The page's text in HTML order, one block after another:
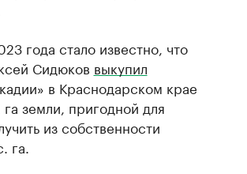
года стало известно, что
Сидюков выкупил
в Краснодарском крае
земли, пригодной для
из собственности
га.